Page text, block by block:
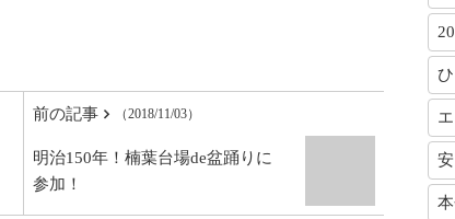
前の記事 （2018/11/03）
明治150年！楠葉台場de盆踊りに
参加！